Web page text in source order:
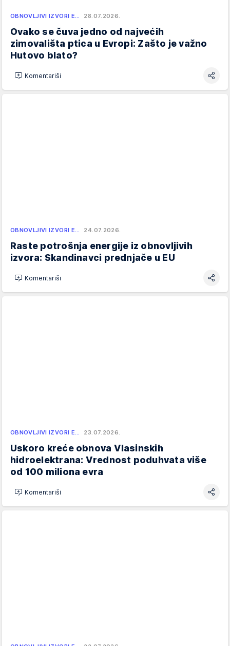
OBNOVLJIVI IZVORI E… 28.07.2026.
Ovako se čuva jedno od najvećih
zimovališta ptica u Evropi: Zašto je važno
Hutovo blato?
Komentariši
OBNOVLJIVI IZVORI E… 24.07.2026.
Raste potrošnja energije iz obnovljivih
izvora: Skandinavci prednjače u EU
Komentariši
OBNOVLJIVI IZVORI E… 23.07.2026.
Uskoro kreće obnova Vlasinskih
hidroelektrana: Vrednost poduhvata više
od 100 miliona evra
Komentariši